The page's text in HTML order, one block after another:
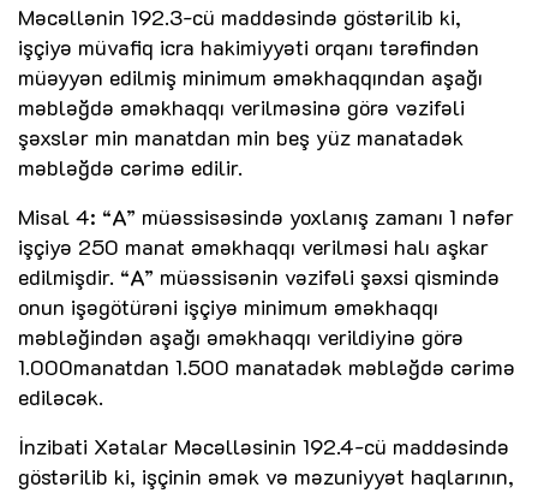
Məcəllənin 192.3-cü maddəsində göstərilib ki,
işçiyə müvafiq icra hakimiyyəti orqanı tərəfindən
müəyyən edilmiş minimum əməkhaqqından aşağı
məbləğdə əməkhaqqı verilməsinə görə vəzifəli
şəxslər min manatdan min beş yüz manatadək
məbləğdə cərimə edilir.
Misal 4: “A” müəssisəsində yoxlanış zamanı 1 nəfər
işçiyə 250 manat əməkhaqqı verilməsi halı aşkar
edilmişdir. “A” müəssisənin vəzifəli şəxsi qismində
onun işəgötürəni işçiyə minimum əməkhaqqı
məbləğindən aşağı əməkhaqqı verildiyinə görə
1.000manatdan 1.500 manatadək məbləğdə cərimə
ediləcək.
İnzibati Xətalar Məcəlləsinin 192.4-cü maddəsində
göstərilib ki, işçinin əmək və məzuniyyət haqlarının,